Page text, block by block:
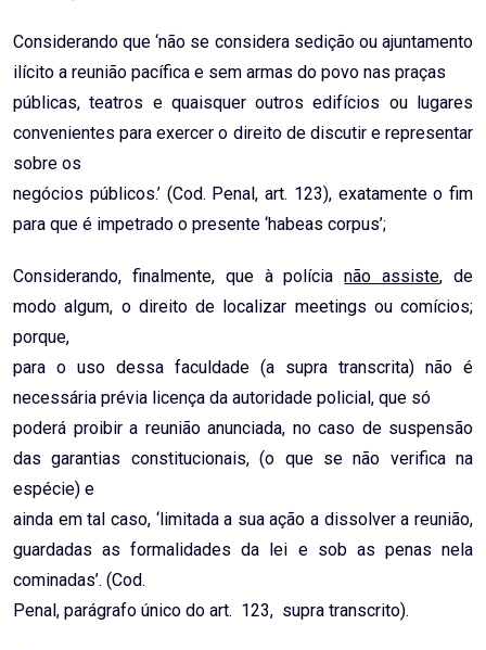
Considerando que ‘não se considera sedição ou ajuntamento
ilícito a reunião pacífica e sem armas do povo nas praças
públicas, teatros e quaisquer outros edifícios ou lugares
convenientes para exercer o direito de discutir e representar
sobre os
negócios públicos.’ (Cod. Penal, art. 123), exatamente o fim
para que é impetrado o presente ‘habeas corpus’;
Considerando, finalmente, que à polícianão assiste, de
modo algum, o direito de localizar meetings ou comícios;
porque,
para o uso dessa faculdade (a supra transcrita) não é
necessária prévia licença da autoridade policial, que só
poderá proibir a reunião anunciada, no caso de suspensão
das garantias constitucionais, (o que se não verifica na
espécie) e
ainda em tal caso, ‘limitada a sua ação a dissolver a reunião,
guardadas as formalidades da lei e sob as penas nela
cominadas’. (Cod.
Penal, parágrafo único do art. 123, supra transcrito).